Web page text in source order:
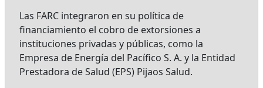
Las FARC integraron en su política de
financiamiento el cobro de extorsiones a
instituciones privadas y públicas, como la
Empresa de Energía del Pacífico S. A. y la Entidad
Prestadora de Salud (EPS) Pijaos Salud.